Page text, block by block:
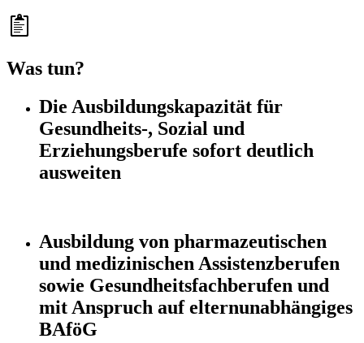
Was tun?
Die Ausbildungskapazität für
Gesundheits-, Sozial und
Erziehungsberufe sofort deutlich
ausweiten
Ausbildung von pharmazeutischen
und medizinischen Assistenzberufen
sowie Gesundheitsfachberufen und
mit Anspruch auf elternunabhängiges
BAföG